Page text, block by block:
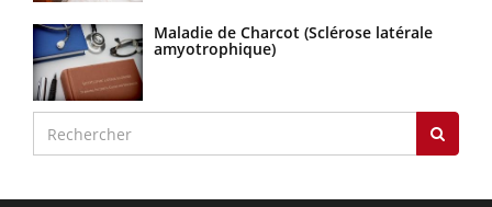
Maladie de Charcot (Sclérose latérale
amyotrophique)